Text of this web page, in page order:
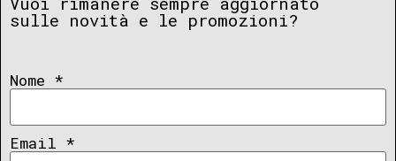
sulle novità e le promozioni?
Nome *
Email *